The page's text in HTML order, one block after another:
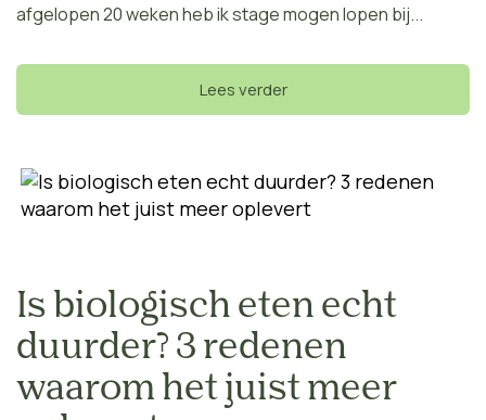
afgelopen 20 weken heb ik stage mogen lopen bij...
Lees verder
Is biologisch eten echt
duurder? 3 redenen
waarom het juist meer